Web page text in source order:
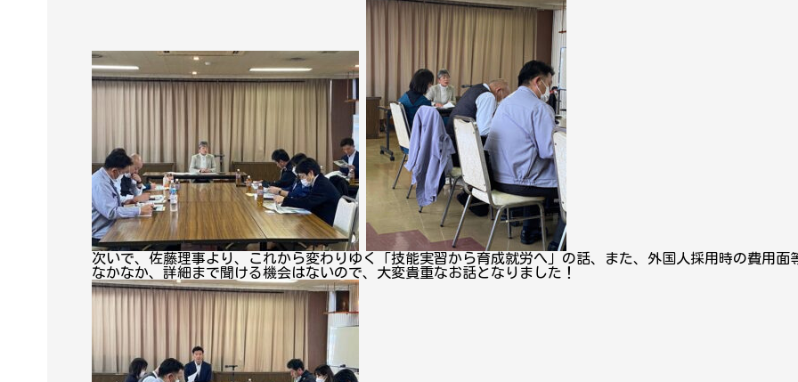
次いで、佐藤理事より、これから変わりゆく「技能実習から育成就労へ」の話、また、外国人採用時の費用面
なかなか、詳細まで聞ける機会はないので、大変貴重なお話となりました！